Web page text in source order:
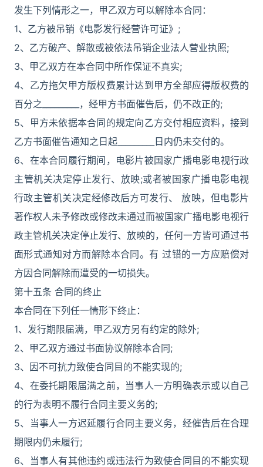
发生下列情形之一，甲乙双方可以解除本合同：
1、乙方被吊销《电影发行经营许可证》;
2、乙方破产、解散或被依法吊销企业法人营业执照;
3、甲乙双方在本合同中所作保证不真实;
4、乙方拖欠甲方版权费累计达到甲方全部应得版权费的
百分之_________，经甲方书面催告后，仍不改正的;
5、甲方未依据本合同的规定向乙方交付相应资料，接到
乙方书面催告通知之日起_________日内仍未交付的。
6、在本合同履行期间，电影片被国家广播电影电视行政
主管机关决定停止发行、放映;或者被国家广播电影电视
行政主管机关决定经修改后方可发行、 放映，但电影片
著作权人未予修改或修改未通过而被国家广播电影电视行
政主管机关决定停止发行、放映的，任何一方皆可通过书
面形式通知对方而解除本合同。有 过错的一方应赔偿对
方因合同解除而遭受的一切损失。
第十五条 合同的终止
本合同在下列任一情形下终止：
1、发行期限届满，甲乙双方另有约定的除外;
2、甲乙双方通过书面协议解除本合同;
3、因不可抗力致使合同目的不能实现的;
4、在委托期限届满之前，当事人一方明确表示或以自己
的行为表明不履行合同主要义务的;
5、当事人一方迟延履行合同主要义务，经催告后在合理
期限内仍未履行;
6、当事人有其他违约或违法行为致使合同目的不能实现